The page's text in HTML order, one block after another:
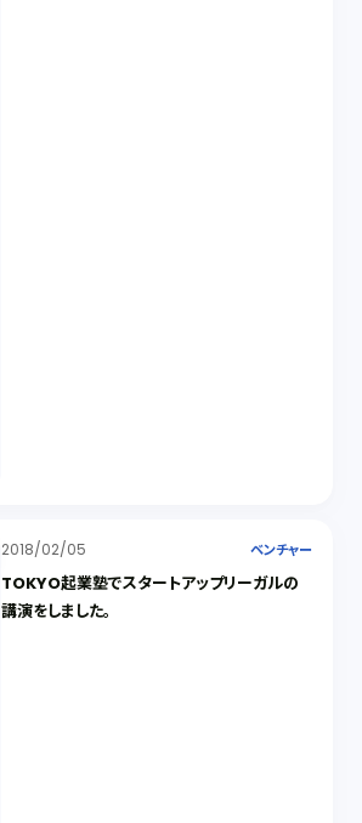
2018/02/05 ベンチャー
TOKYO起業塾でスタートアップリーガルの
講演をしました。